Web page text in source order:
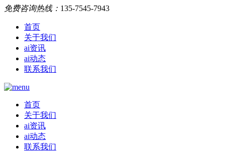
免费咨询热线： 135-7545-7943
首页
关于我们
ai资讯
ai动态
联系我们
首页
关于我们
ai资讯
ai动态
联系我们